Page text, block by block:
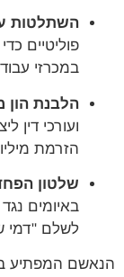
השתלטות
פוליטיים
במכרזי
הלבנת הון
ועורכי דין
הזרמת
שלטון
באיומים
לשלם "דמי
הנאשם המפתיע